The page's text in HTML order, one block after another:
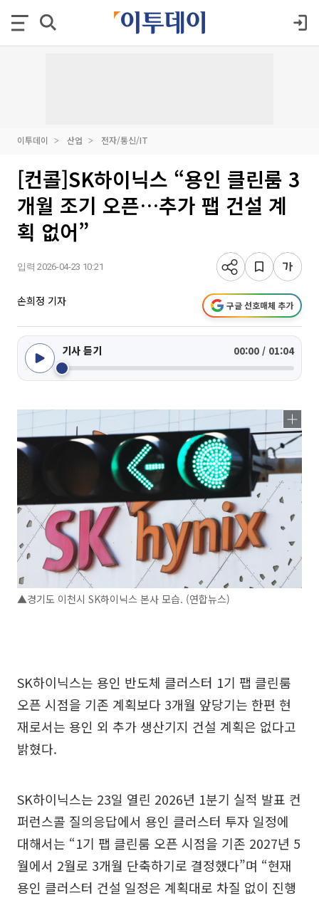
이투데이 산업 전자/통신/IT
[컨콜]SK하이닉스 “용인 클린룸 3
개월 조기 오픈…추가 팹 건설 계
획 없어”
입력 2026-04-23 10:21
손희정 기자 구글 선호매체 추가
기사 듣기 00:00 / 01:04
▲경기도 이천시 SK하이닉스 본사 모습. (연합뉴스)
SK하이닉스는 용인 반도체 클러스터 1기 팹 클린룸
오픈 시점을 기존 계획보다 3개월 앞당기는 한편 현
재로서는 용인 외 추가 생산기지 건설 계획은 없다고
밝혔다.
SK하이닉스는 23일 열린 2026년 1분기 실적 발표 컨
퍼런스콜 질의응답에서 용인 클러스터 투자 일정에
대해서는 “1기 팹 클린룸 오픈 시점을 기존 2027년 5
월에서 2월로 3개월 단축하기로 결정했다”며 “현재
용인 클러스터 건설 일정은 계획대로 차질 없이 진행